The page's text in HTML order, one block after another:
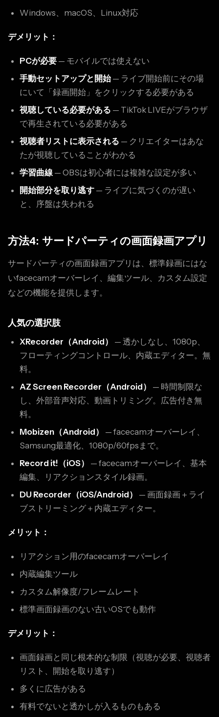
Windows、macOS、Linux対応
デメリット：
PCが必要 — モバイルでは使えない
手動セットアップと開始— ライブ開始前にその場
にいて「録画開始」をクリックする必要がある
視聴している必要がある — TikTok LIVEがブラウザ
で再生されている必要がある
視聴者リストに表示される — クリエイターはあな
たが視聴していることがわかる
学習曲線— OBSは初心者には複雑な設定が多い
開始部分を取り逃す — ライブに気づくのが遅い
と、序盤は失われる
方法4: サードパーティの画面録画アプリ
サードパーティの画面録画アプリは、標準録画にはな
いfacecamオーバーレイ、編集ツール、カスタム設定
などの機能を提供します。
人気の選択肢
XRecorder（Android）
— 透かしなし、1080p、
フローティングコントロール、内蔵エディター。無
料。
AZ Screen Recorder（Android）
— 時間制限な
し、外部音声対応、動画トリミング。広告付き無
料。
Mobizen（Android）
— facecamオーバーレイ、
Samsung最適化、1080p/60fpsまで。
Record it!（iOS）
— facecamオーバーレイ、基本
編集、リアクションスタイル録画。
DU Recorder（iOS/Android）
— 画面録画＋ライ
ブストリーミング＋内蔵エディター。
メリット：
リアクション用のfacecamオーバーレイ
内蔵編集ツール
カスタム解像度/フレームレート
標準画面録画のない古いOSでも動作
デメリット：
画面録画と同じ根本的な制限（視聴が必要、視聴者
リスト、開始を取り逃す）
多くに広告がある
有料でないと透かしが入るものもある